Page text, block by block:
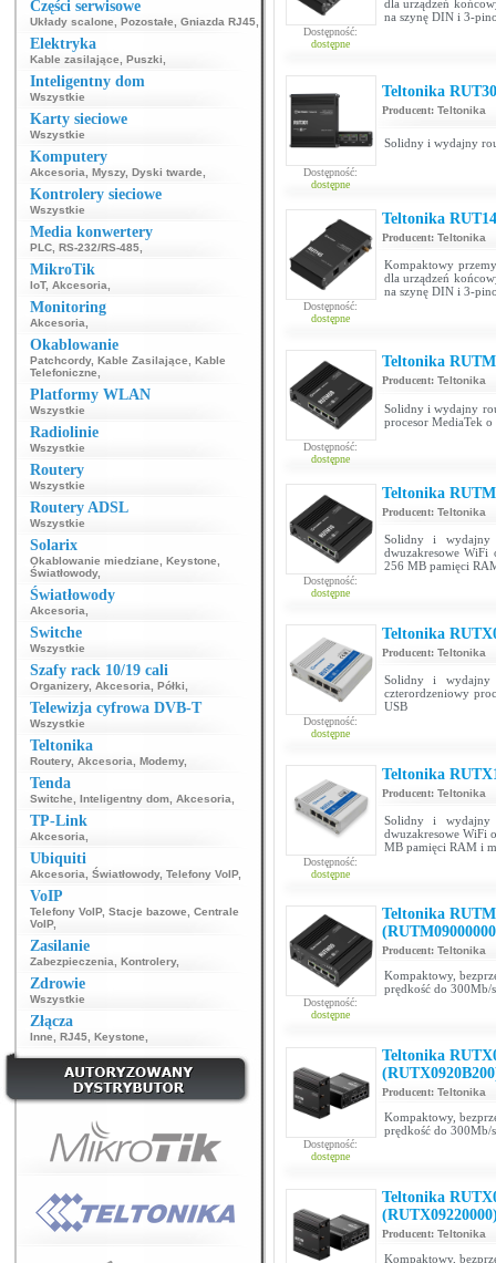
Części serwisowe
Układy scalone Pozostałe Gniazda RJ45
Elektryka
Kable zasilające Puszki
Inteligentny dom
Wszystkie
Karty sieciowe
Wszystkie
Komputery
Akcesoria Myszy, Dyski twarde
Kontrolery sieciowe
Wszystkie
Media konwertery
PLC RS-232/RS-485
MikroTik
IoT, Akcesoria
Monitoring
Akcesoria
Okablowanie
Patchcordy, Kable Zasilające
Kable
Telefoniczne
Platformy WLAN
Wszystkie
Radiolinie
Wszystkie
Routery
Wszystkie
Routery ADSL
Wszystkie
Solarix
Okablowanie miedziane Keystone
Światłowody,
Światłowody
Akcesoria
Switche
Wszystkie
Szafy rack 10/19 cali
Organizery, Akcesoria Półki
Telewizja cyfrowa DVB-T
Wszystkie
Teltonika
Routery, Akcesoria Modemy,
Tenda
Switche Inteligentny dom Akcesoria
TP-Link
Akcesoria
Ubiquiti
Akcesoria Światłowody, Telefony VoIP,
VoIP
Telefony VoIP, Stacje bazowe
Centrale
VoIP,
Zasilanie
Zabezpieczenia Kontrolery,
Zdrowie
Wszystkie
Złącza
Inne RJ45 Keystone
Dostępność:
dostępne
dla urządzeń
na szynę DIN i 3-
Dostępność:
dostępne
Teltonika
Producent: Teltonika
Solidny i wydajny
Dostępność:
dostępne
Teltonika
Producent: Teltonika
Kompaktowy
dla urządzeń
na szynę DIN i 3-
Dostępność:
dostępne
Teltonika
Producent: Teltonika
Solidny i wydajny
procesor MediaTek
Dostępność:
dostępne
Teltonika
Producent: Teltonika
Solidny i wydajny
dwuzakresowe WiFi
256 MB pamięci
Dostępność:
dostępne
Teltonika
Producent: Teltonika
Solidny i wydajny
czterordzeniowy
USB
Dostępność:
dostępne
Teltonika
Producent: Teltonika
Solidny i wydajny
dwuzakresowe WiFi
MB pamięci RAM i
Dostępność:
dostępne
Teltonika
Producent: Teltonika
Kompaktowy,
prędkość do 300Mb/
Dostępność:
dostępne
Teltonika
Producent: Teltonika
Kompaktowy,
prędkość do 300Mb/s
Teltonika
Producent: Teltonika
Kompaktowy,